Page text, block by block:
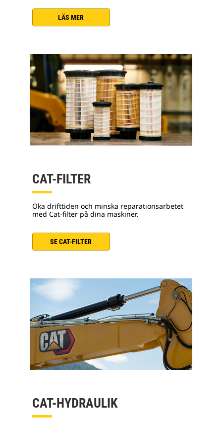
LÄS MER
CAT-FILTER
Öka drifttiden och minska reparationsarbetet
med Cat-filter på dina maskiner.
SE CAT-FILTER
CAT-HYDRAULIK